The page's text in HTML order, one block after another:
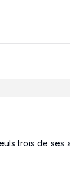
trois de ses